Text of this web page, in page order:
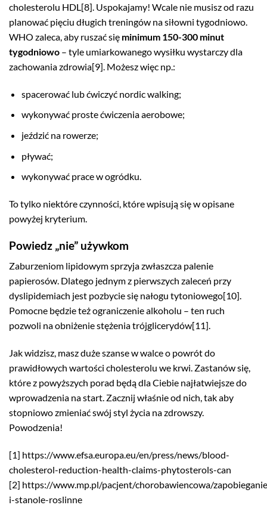
cholesterolu HDL[8]. Uspokajamy! Wcale nie musisz od razu
planować pięciu długich treningów na siłowni tygodniowo.
WHO zaleca, aby ruszać się minimum 150-300 minut
tygodniowo – tyle umiarkowanego wysiłku wystarczy dla
zachowania zdrowia[9]. Możesz więc np.:
spacerować lub ćwiczyć nordic walking;
wykonywać proste ćwiczenia aerobowe;
jeździć na rowerze;
pływać;
wykonywać prace w ogródku.
To tylko niektóre czynności, które wpisują się w opisane
powyżej kryterium.
Powiedz „nie” używkom
Zaburzeniom lipidowym sprzyja zwłaszcza palenie
papierosów. Dlatego jednym z pierwszych zaleceń przy
dyslipidemiach jest pozbycie się nałogu tytoniowego[10].
Pomocne będzie też ograniczenie alkoholu – ten ruch
pozwoli na obniżenie stężenia trójglicerydów[11].
Jak widzisz, masz duże szanse w walce o powrót do
prawidłowych wartości cholesterolu we krwi. Zastanów się,
które z powyższych porad będą dla Ciebie najłatwiejsze do
wprowadzenia na start. Zacznij właśnie od nich, tak aby
stopniowo zmieniać swój styl życia na zdrowszy.
Powodzenia!
[1] https://www.efsa.europa.eu/en/press/news/blood-
cholesterol-reduction-health-claims-phytosterols-can
[2] https://www.mp.pl/pacjent/chorobawiencowa/
i-stanole-roslinne